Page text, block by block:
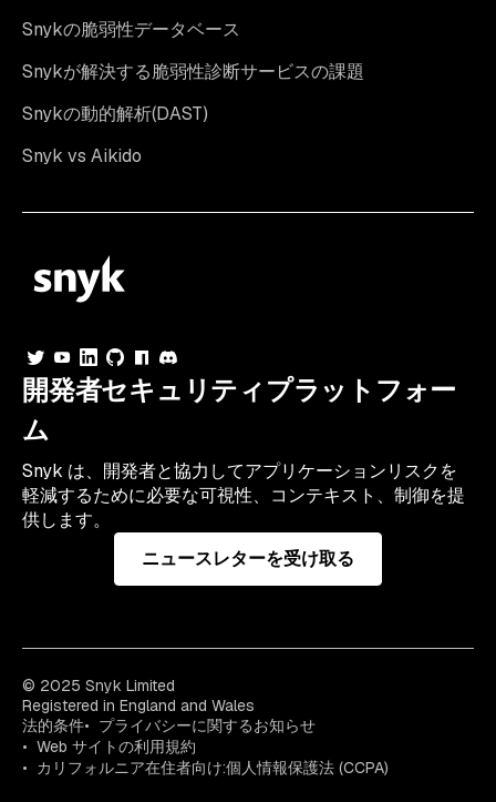
Snykの脆弱性データベース
Snykが解決する脆弱性診断サービスの課題
Snykの動的解析(DAST)
Snyk vs Aikido
開発者セキュリティプラットフォー
ム
Snyk は、開発者と協力してアプリケーションリスクを
軽減するために必要な可視性、コンテキスト、制御を提
供します。
ニュースレターを受け取る
© 2025 Snyk Limited
Registered in England and Wales
法的条件
プライバシーに関するお知らせ
Web サイトの利用規約
カリフォルニア在住者向け:個人情報保護法 (CCPA)